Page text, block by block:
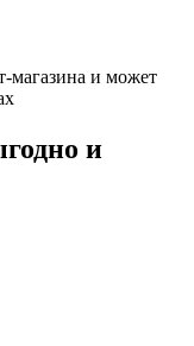
магазина и может
и